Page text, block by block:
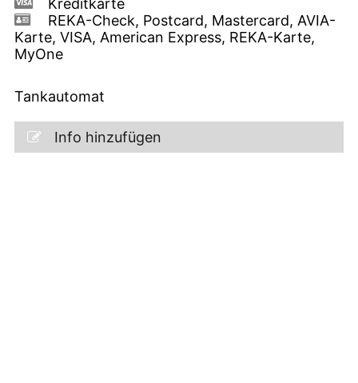
Kreditkarte
REKA-Check, Postcard, Mastercard, AVIA-
Karte, VISA, American Express, REKA-Karte,
MyOne
Tankautomat
Info hinzufügen